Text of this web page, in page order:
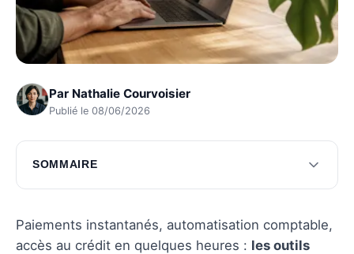
Par Nathalie Courvoisier
Publié le 08/06/2026
SOMMAIRE
Comprendre la fintech
Enjeux de la fintech
Solutions fintech pour les entreprises
Paiements instantanés, automatisation comptable,
accès au crédit en quelques heures : les outils